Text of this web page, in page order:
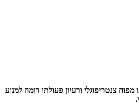
צנטריפוגלי ורעיון פעולתו דומה למנוע